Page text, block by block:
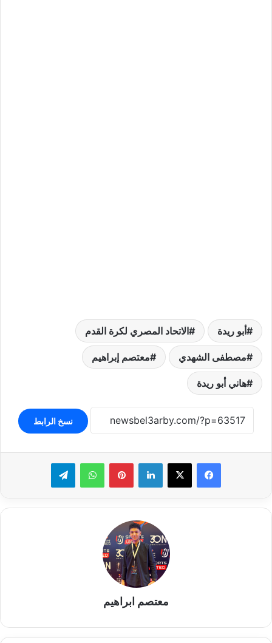
أبو ريدة الاتحاد المصري لكرة القدم
مصطفى الشهدي معتصم إبراهيم
هاني أبو ريدة
نسخ الرابط
لينكدإن بينتيريستواتساب تيلقرام
معتصم ابراهيم